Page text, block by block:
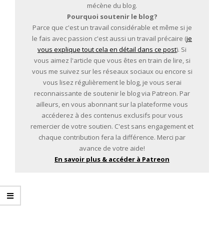
mécène du blog.
Pourquoi soutenir le blog?
Parce que c'est un travail considérable et même si je
le fais avec passion c'est aussi un travail précaire (je
vous explique tout cela en détail dans ce post). Si
vous aimez l'article que vous êtes en train de lire, si
vous me suivez sur les réseaux sociaux ou encore si
vous lisez régulièrement le blog, je vous serai
reconnaissante de soutenir le blog via Patreon. Par
ailleurs, en vous abonnant sur la plateforme vous
accéderez à des contenus exclusifs pour vous
remercier de votre soutien. C'est sans engagement et
chaque contribution fera la différence. Merci par
avance de votre aide!
En savoir plus & accéder à Patreon